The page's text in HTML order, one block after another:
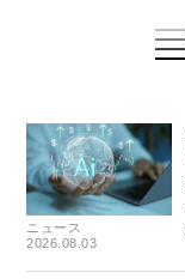
ニュース
2026.08.03